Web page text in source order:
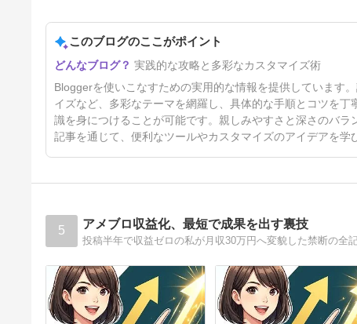
で表を作成する方法
54日前このブログのここがポイント
実践的な攻略と多彩なカスタマイズ術
Bloggerを使いこなすための実用的な情報を提供しています
イズなど、多彩なテーマを網羅し、具体的な手順とコツを
識を身につけることが可能です。親しみやすさと深さのバ
記事を通じて、便利なツールやカスタマイズのアイデアを学
5 アメブロ収益化、最短で成果を出す裏技
投稿半年で収益ゼロの私が月収30万円へ変貌した禁断の全